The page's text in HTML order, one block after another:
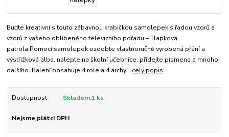
Buďte kreativní s touto zábavnou krabičkou samolepek s řadou vzorů a
vzorů z vašeho oblíbeného televizního pořadu – Tlapková
patrola.Pomocí samolepek ozdobte vlastnoručně vyrobená přání a
výstřižková alba, nalepte na školní učebnice, přidejte písmena a mnoho
dalšího. Balení obsahuje 4 role a 4 archy... celý popis
Dostupnost Skladem 1 ks
Nejsme plátci DPH